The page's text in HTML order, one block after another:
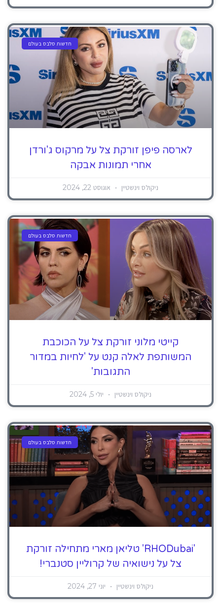
חדשות סלבס בעולם
לארסה פיפן זורקת צל על מרקוס ג'ורדן
אחרי תמונות אבקה
ניקולס וינשטיין אוגוסט 22, 2024
חדשות סלבס בעולם
קייטי מלוני זורקת צל על הכוכבת
המשותפת לאלה קנט על 'לחיות במדור
התגובות'
ניקולס וינשטיין יולי 5, 2024
חדשות סלבס בעולם
'RHODubai' טליאן מארי מתחילה זורקת
צל על נישואיה של קרוליין סטנברי!
ניקולס וינשטיין יוני 27, 2024